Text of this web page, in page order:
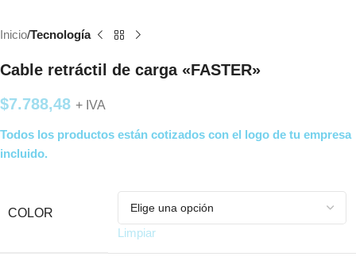
Inicio Tecnología
Cable retráctil de carga «FASTER»
$7.788,48 + IVA
Todos los productos están cotizados con el logo de tu empresa
incluido.
COLOR
Limpiar